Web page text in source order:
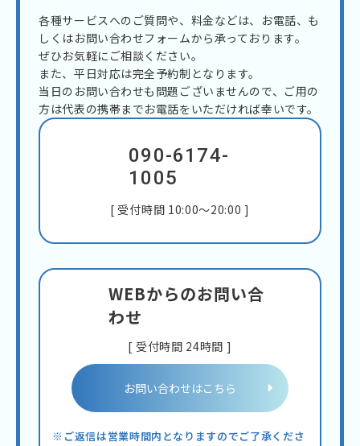
各種サービスへのご質問や、料金などは、 お電話、も
しくはお問い合わせフォームから承っております。
ぜひお気軽にご相談ください。
また、平日対応は完全予約制となります。
当日のお問い合わせも問題ございませんので、ご用の
方は代表の携帯までお電話をいただければ幸いです。
090-6174-
1005
[ 受付時間 10:00～20:00 ]
WEBからのお問い合
わせ
[ 受付時間 24時間 ]
お問い合わせはこちら